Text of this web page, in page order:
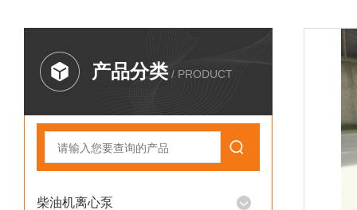
产品分类 / PRODUCT
柴油机离心泵